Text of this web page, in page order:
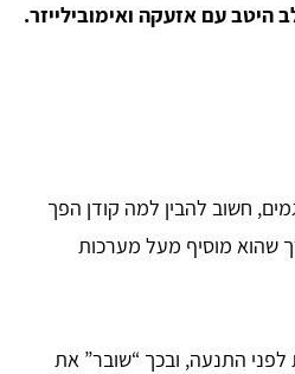
עם אזעקה ואימובילייזר.
חשוב להבין למה קודן הפך
שהוא מוסיף מעל מערכות
לפני התנעה, ובכך “שובר” את